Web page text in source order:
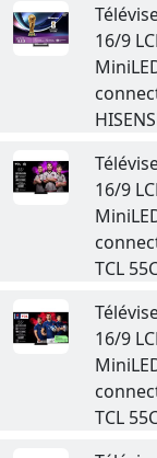
16/9
16/9
TCL
16/9
TCL